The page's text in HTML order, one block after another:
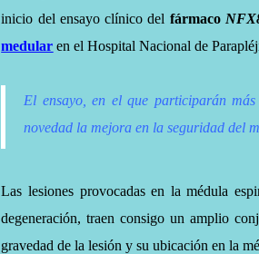
inicio del ensayo clínico del fármaco
medular en el Hospital Nacional de
El ensayo, en el que participarán
novedad la mejora en la seguridad del
Las lesiones provocadas en la médula
degeneración, traen consigo un amplio
gravedad de la lesión y su ubicación en la